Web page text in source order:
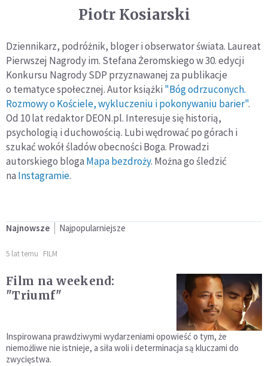
Piotr Kosiarski
Dziennikarz, podróżnik, bloger i obserwator świata. Laureat
Pierwszej Nagrody im. Stefana Żeromskiego w 30. edycji
Konkursu Nagrody SDP przyznawanej za publikacje
o tematyce społecznej. Autor książki "Bóg odrzuconych.
Rozmowy o Kościele, wykluczeniu i pokonywaniu barier".
Od 10 lat redaktor DEON.pl. Interesuje się historią,
psychologią i duchowością. Lubi wędrować po górach i
szukać wokół śladów obecności Boga. Prowadzi
autorskiego bloga Mapa bezdroży. Można go śledzić
na Instagramie.
Najnowsze Najpopularniejsze
5 lat temu FILM
Film na weekend:
"Triumf"
Inspirowana prawdziwymi wydarzeniami opowieść o tym, że
niemożliwe nie istnieje, a siła woli i determinacja są kluczami do
zwycięstwa.